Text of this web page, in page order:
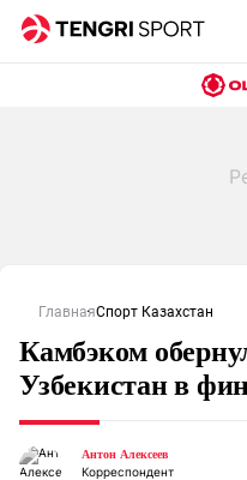
ГлавнаяСпорт Казахстан
Камбэком
Узбекистан в
Антон Алексеев
Корреспондент